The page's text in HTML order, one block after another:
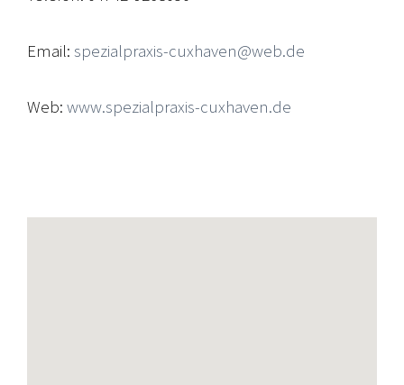
Email:spezialpraxis-cuxhaven@web.de
Web:www.spezialpraxis-cuxhaven.de